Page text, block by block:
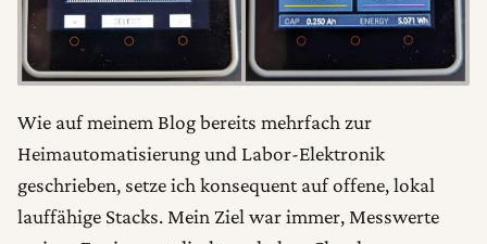
Wie auf meinem Blog bereits mehrfach zur
Heimautomatisierung und Labor-Elektronik
geschrieben, setze ich konsequent auf offene, lokal
lauffähige Stacks. Mein Ziel war immer, Messwerte